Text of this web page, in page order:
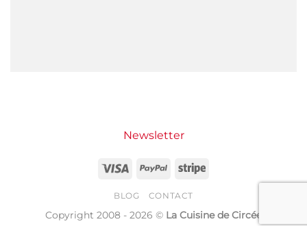
Newsletter
Visa PayPal Stripe
BLOG CONTACT
Copyright 2008 - 2026 © La Cuisine de Circée